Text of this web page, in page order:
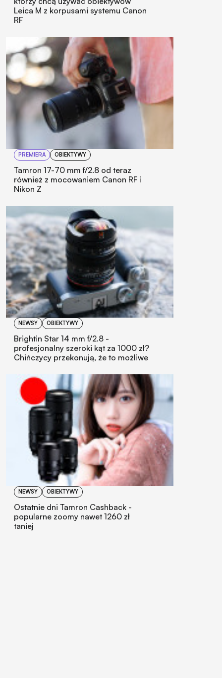
Leica M z korpusami systemu Canon
RF
PREMIERA OBIEKTYWY
Tamron 17-70 mm f/2.8 od teraz
również z mocowaniem Canon RF i
Nikon Z
NEWSY OBIEKTYWY
Brightin Star 14 mm f/2.8 -
profesjonalny szeroki kąt za 1000 zł?
Chińczycy przekonują, że to możliwe
NEWSY OBIEKTYWY
Ostatnie dni Tamron Cashback -
popularne zoomy nawet 1260 zł
taniej